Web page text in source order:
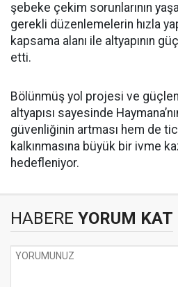
şebeke çekim sorunlarının
gerekli düzenlemelerin hızla
kapsama alanı ile altyapının
etti.
Bölünmüş yol projesi ve
altyapısı sayesinde
güvenliğinin artması hem de
kalkınmasına büyük bir ivme
hedefleniyor.
HABERE YORUM KAT